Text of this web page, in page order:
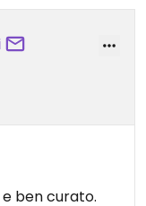
ben curato.